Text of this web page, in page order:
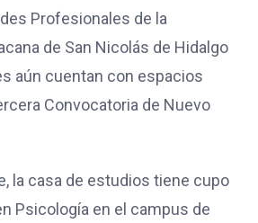
Profesionales de la
de San Nicolás de Hidalgo
aún cuentan con espacios
Convocatoria de Nuevo
la casa de estudios tiene cupo
Psicología en el campus de